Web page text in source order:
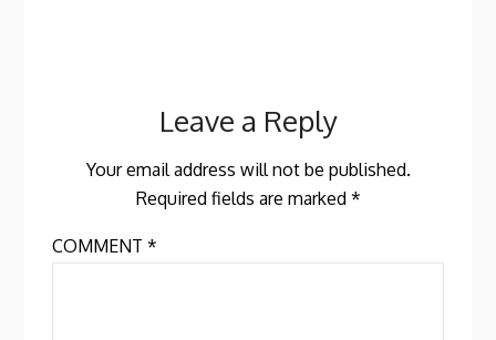
Leave a Reply
Your email address will not be published.
Required fields are marked *
COMMENT*